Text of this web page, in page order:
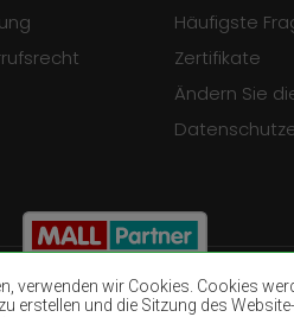
verwenden wir Cookies. Cookies
erstellen und die Sitzung des
Häufigste
Zertifikate
Ändern Sie